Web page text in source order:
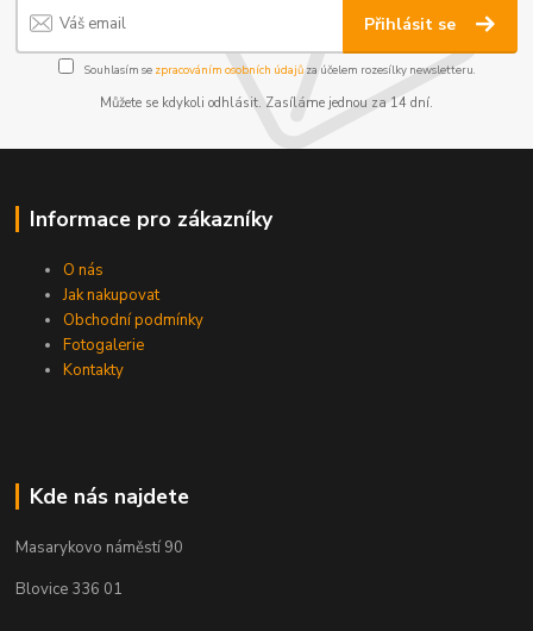
Přihlásit se
Souhlasím se zpracováním osobních údajůza účelem rozesílky newsletteru.
Můžete se kdykoli odhlásit. Zasíláme jednou za 14 dní.
Informace pro zákazníky
O nás
Jak nakupovat
Obchodní podmínky
Fotogalerie
Kontakty
Kde nás najdete
Masarykovo náměstí 90
Blovice 336 01